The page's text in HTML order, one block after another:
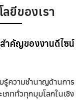
ยีของเรา
ำคัญของงานดีไซน์
รู้ความชำนาญด้านการ
ภททั่วทุกมุมโลกในเชิง